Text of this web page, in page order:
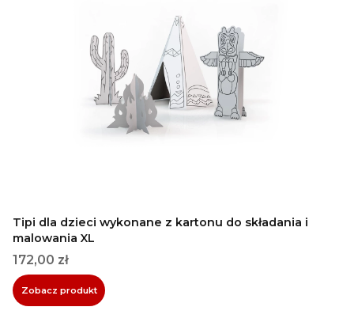
Tipi dla dzieci wykonane z kartonu do składania i
malowania XL
Cena
172,00 zł
Zobacz produkt